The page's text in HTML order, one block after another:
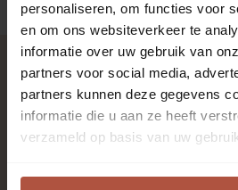
personaliseren, om functies voor
en om ons websiteverkeer te
informatie over uw gebruik van
partners voor social media,
partners kunnen deze gegevens
informatie die u aan ze heeft
verzameld op basis van uw
Uitstekend klant